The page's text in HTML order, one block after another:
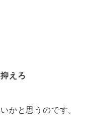
えろ
かと思うのです。